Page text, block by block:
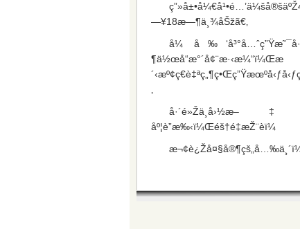
—¥18æ—¶ä¸¾åŠžã€‚
å¼
¶ä½œå“æ°´å¢¨æ·‹æ¼“ï¼Œæ
åº¦è”æ‰‹ï¼Œéš†é‡æŽ¨èï¼